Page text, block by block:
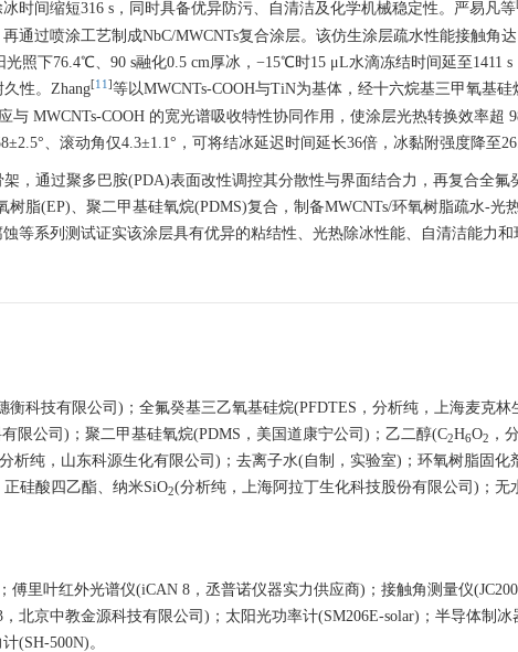
时间缩短316 s，同时具备优异防污、自清洁及化学机械稳定性。严易凡等
通过喷涂工艺制成NbC/MWCNTs复合涂层。该仿生涂层疏水性能接触角达
照下76.4℃、90 s融化0.5 cm厚冰，−15℃时15 μL水滴冻结时间延至 1411 s
性。Zhang[11 ]等以MWCNTs-COOH与TiN为基体，经十六烷基三甲氧基
MWCNTs-COOH 的宽光谱吸收特性协同作用，使涂层光热转换效率超
、滚动角仅4.3±1.1°，可将结冰延迟时间延长36倍，冰黏附强度降至
，通过聚多巴胺(PDA)表面改性调控其分散性与界面结合力，再复合全氟
树脂(EP)、聚二甲基硅氧烷(PDMS)复合，制备MWCNTs/环氧树脂疏水-光
等系列测试证实该涂层具有优异的粘结性、光热除冰性能、自清洁能力和
衡科技有限公司)；全氟癸基三乙氧基硅烷(PFDTES，分析纯，上海麦克林
限公司)；聚二甲基硅氧烷(PDMS，美国道康宁公司)；乙二醇(C2H6O2
，
析纯，山东科源生化有限公司)；去离子水(自制，实验室)；环氧树脂固化
硅酸四乙酯、纳米SiO2(分析纯，上海阿拉丁生化科技股份有限公司)；无
傅里叶红外光谱仪(iCAN 8，丞普诺仪器实力供应商)；接触角测量仪
北京中教金源科技有限公司)；太阳光功率计(SM206E-solar)；半导体制冰
(SH-500N)。